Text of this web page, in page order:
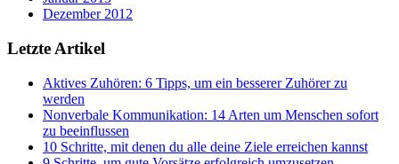
Dezember 2012
Letzte Artikel
Aktives Zuhören: 6 Tipps, um ein besserer Zuhörer zu
werden
Nonverbale Kommunikation: 14 Arten um Menschen sofort
zu beeinflussen
10 Schritte, mit denen du alle deine Ziele erreichen kannst